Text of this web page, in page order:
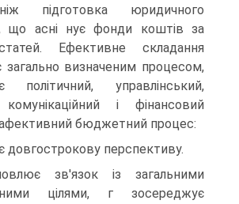
підготовка юридичного
що асні нує фонди коштів за
Ефективне складання
визначеним процесом,
управлінський,
і фінансовий
бюджетний процес:
довгострокову перспективу.
зв'язок із загальними
цілями, г зосереджує